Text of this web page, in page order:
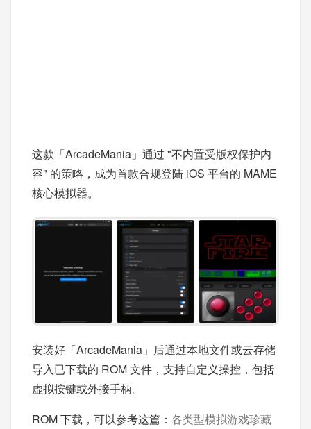
这款「ArcadeMania」通过 "不内置受版权保护内
容" 的策略，成为首款合规登陆 iOS 平台的 MAME
核心模拟器。
安装好「ArcadeMania」后通过本地文件或云存储
导入已下载的 ROM 文件，支持自定义操控，包括
虚拟按键或外接手柄。
ROM 下载，可以参考这篇： 各类型模拟游戏珍藏